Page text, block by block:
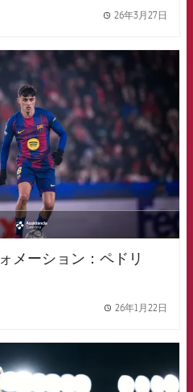
26年3月27日
FCB Barcelona badge
asistencia
メーション：ペドリ
26年1月22日